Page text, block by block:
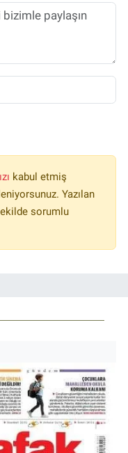
kabul etmiş
Yazılan
sorumlu